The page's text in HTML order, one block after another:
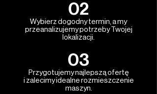
02
Wybierz dogodny termin, a my
przeanalizujemy potrzeby Twojej
lokalizacji.
03
Przygotujemy najlepszą ofertę
i zalecimy idealne rozmieszczenie
maszyn.